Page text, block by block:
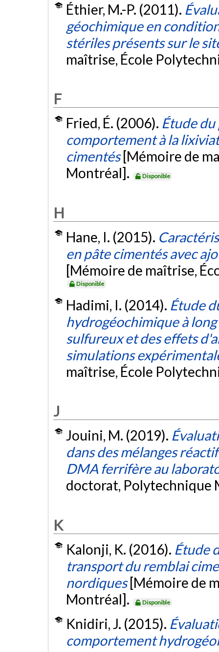
Éthier, M.-P. (2011).
géochimique en
stériles présents sur le
maîtrise, École
F
Fried, É. (2006). Étude
comportement à la
cimentés [Mémoire de
Montréal].
Disponible
H
Hane, I. (2015).
en pâte cimentés avec
[Mémoire de maîtrise,
Disponible
Hadimi, I. (2014). Étude
hydrogéochimique à
sulfureux et des effets
simulations
maîtrise, École
J
Jouini, M. (2019).
dans des mélanges
DMA ferrifère au
doctorat, Polytechnique
K
Kalonji, K. (2016). Étude
transport du remblai
nordiques [Mémoire de
Montréal].
Disponible
Knidiri, J. (2015).
comportement